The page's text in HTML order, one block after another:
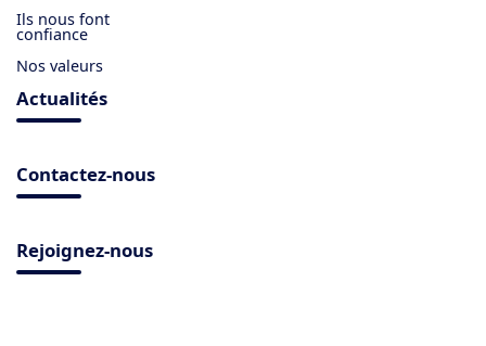
Ils nous font
confiance
Nos valeurs
Actualités
Contactez-nous
Rejoignez-nous